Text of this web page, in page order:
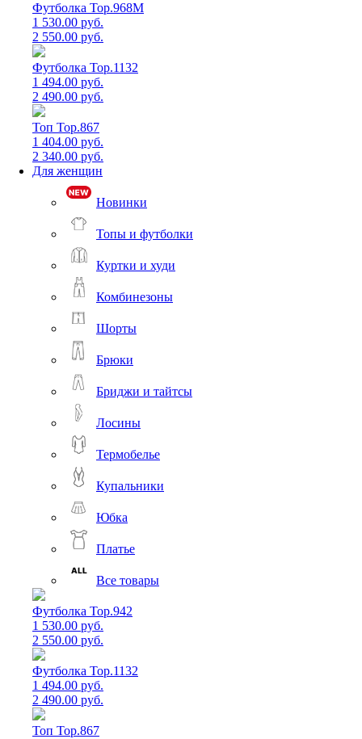
Футболка Top.968M
1 530.00 руб.
2 550.00 руб.
Футболка Top.1132
1 494.00 руб.
2 490.00 руб.
Топ Top.867
1 404.00 руб.
2 340.00 руб.
Для женщин
Новинки
Топы и футболки
Куртки и худи
Комбинезоны
Шорты
Брюки
Бриджи и тайтсы
Лосины
Термобелье
Купальники
Юбка
Платье
Все товары
Футболка Top.942
1 530.00 руб.
2 550.00 руб.
Футболка Top.1132
1 494.00 руб.
2 490.00 руб.
Топ Top.867